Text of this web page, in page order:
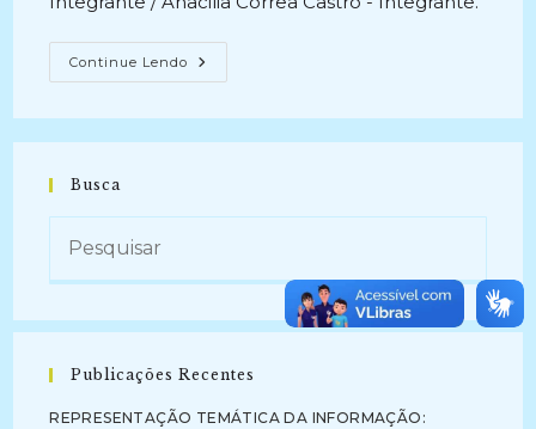
Continue Lendo PRESERVAÇÃO
DA
Caso
Da
Freire
2015)
Busca
Publicações Recentes
REPRESENTAÇÃO TEMÁTICA DA INFORMAÇÃO: